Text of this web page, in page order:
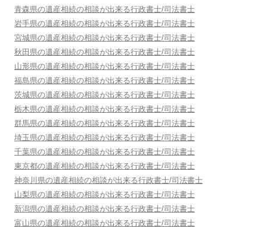
青森県の遺産相続の相談が出来る行政書士/司法書士
岩手県の遺産相続の相談が出来る行政書士/司法書士
宮城県の遺産相続の相談が出来る行政書士/司法書士
秋田県の遺産相続の相談が出来る行政書士/司法書士
山形県の遺産相続の相談が出来る行政書士/司法書士
福島県の遺産相続の相談が出来る行政書士/司法書士
茨城県の遺産相続の相談が出来る行政書士/司法書士
栃木県の遺産相続の相談が出来る行政書士/司法書士
群馬県の遺産相続の相談が出来る行政書士/司法書士
埼玉県の遺産相続の相談が出来る行政書士/司法書士
千葉県の遺産相続の相談が出来る行政書士/司法書士
東京都の遺産相続の相談が出来る行政書士/司法書士
神奈川県の遺産相続の相談が出来る行政書士/司法書士
山梨県の遺産相続の相談が出来る行政書士/司法書士
新潟県の遺産相続の相談が出来る行政書士/司法書士
富山県の遺産相続の相談が出来る行政書士/司法書士